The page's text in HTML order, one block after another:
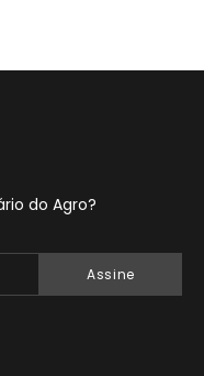
do Agro?
Assine